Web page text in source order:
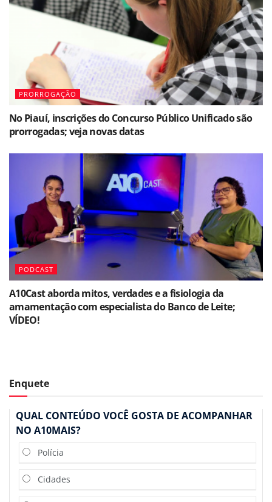
PRORROGAÇÃO
No Piauí, inscrições do Concurso Público Unificado são
prorrogadas; veja novas datas
PODCAST
A10Cast aborda mitos, verdades e a fisiologia da
amamentação com especialista do Banco de Leite;
VÍDEO!
Enquete
QUAL CONTEÚDO VOCÊ GOSTA DE ACOMPANHAR
NO A10MAIS?
Polícia
Cidades